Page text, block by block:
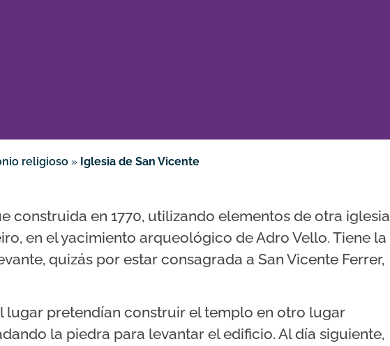
religioso » Iglesia de San Vicente
construida en 1770, utilizando elementos de otra iglesia
en el yacimiento arqueológico de Adro Vello. Tiene la
quizás por estar consagrada a San Vicente Ferrer,
lugar pretendían construir el templo en otro lugar
la piedra para levantar el edificio. Al día siguiente,